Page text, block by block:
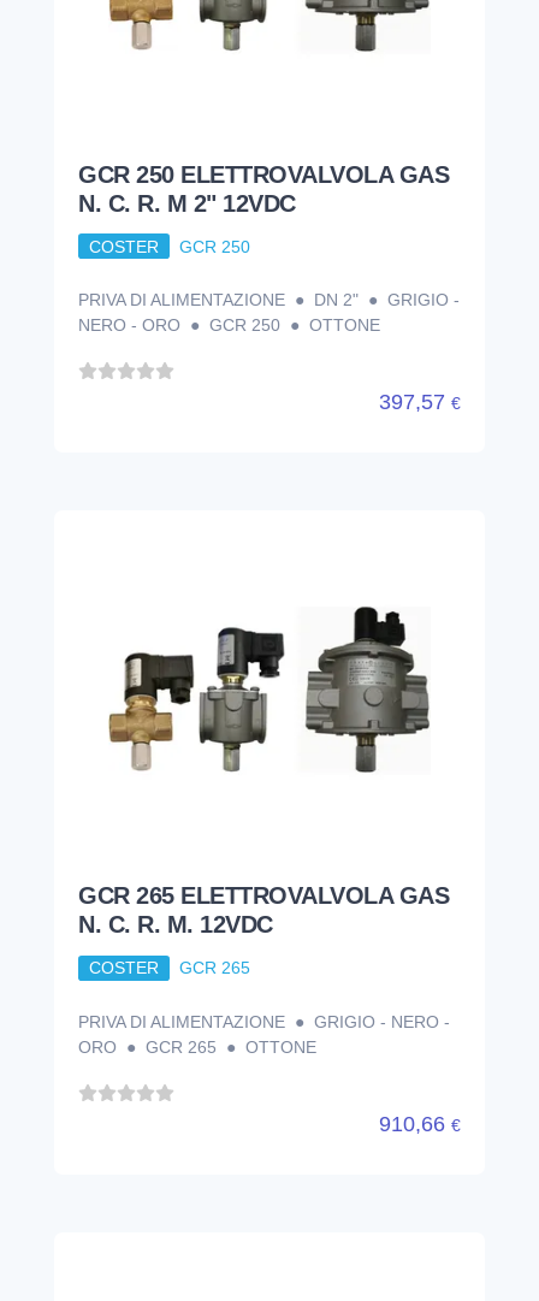
GCR 250 ELETTROVALVOLA GAS
N. C. R. M 2" 12VDC
COSTER GCR 250
PRIVA DI ALIMENTAZIONE ● DN 2" ● GRIGIO -
NERO - ORO ● GCR 250 ● OTTONE
397,57 €
GCR 265 ELETTROVALVOLA GAS
N. C. R. M. 12VDC
COSTER GCR 265
PRIVA DI ALIMENTAZIONE ● GRIGIO - NERO -
ORO ● GCR 265 ● OTTONE
910,66 €